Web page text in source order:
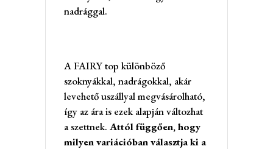
nadrággal.
A FAIRY top különböző
szoknyákkal, nadrágokkal, akár
levehető uszállyal megvásárolható,
így az ára is ezek alapján változhat
a szettnek. Attól függően, hogy
milyen variációban választja ki a